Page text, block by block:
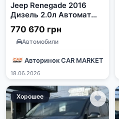
Jeep Renegade 2016
Дизель 2.0л Автомат
Полный привод Синий
770 670 грн
Автомобили
Авторинок CAR MARKET
18.06.2026
Хорошее